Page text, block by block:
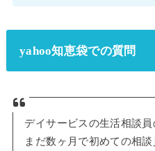
yahoo知恵袋での質問
デイサービスの生活相談員
まだ数ヶ月で初めての相談